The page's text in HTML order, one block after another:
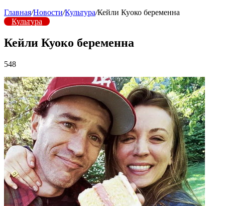
Главная/Новости/Культура/Кейли Куоко беременна
Культура
Кейли Куоко беременна
548